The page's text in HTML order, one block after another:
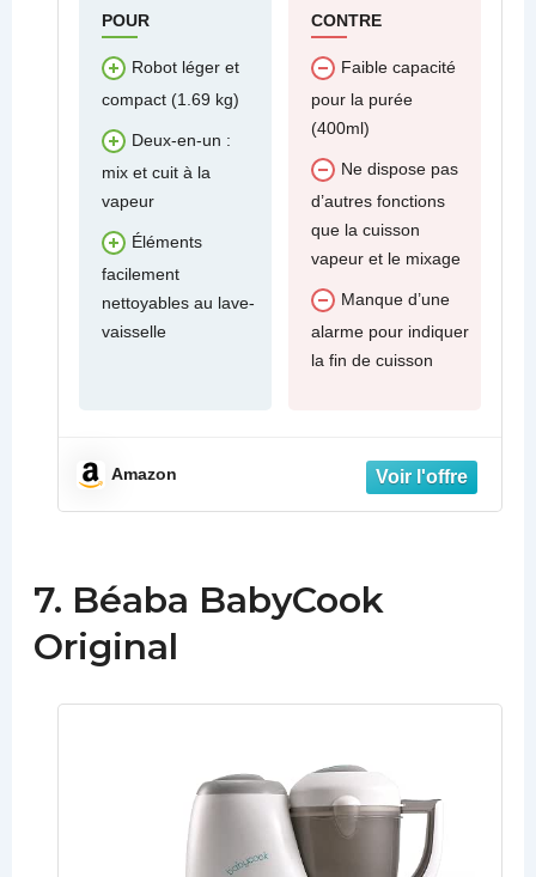
POUR
Robot léger et
compact (1.69 kg)
Deux-en-un :
mix et cuit à la
vapeur
Éléments
facilement
nettoyables au lave-
vaisselle
CONTRE
Faible capacité
pour la purée
(400ml)
Ne dispose pas
d’autres fonctions
que la cuisson
vapeur et le mixage
Manque d’une
alarme pour indiquer
la fin de cuisson
Amazon
7. Béaba BabyCook
Original